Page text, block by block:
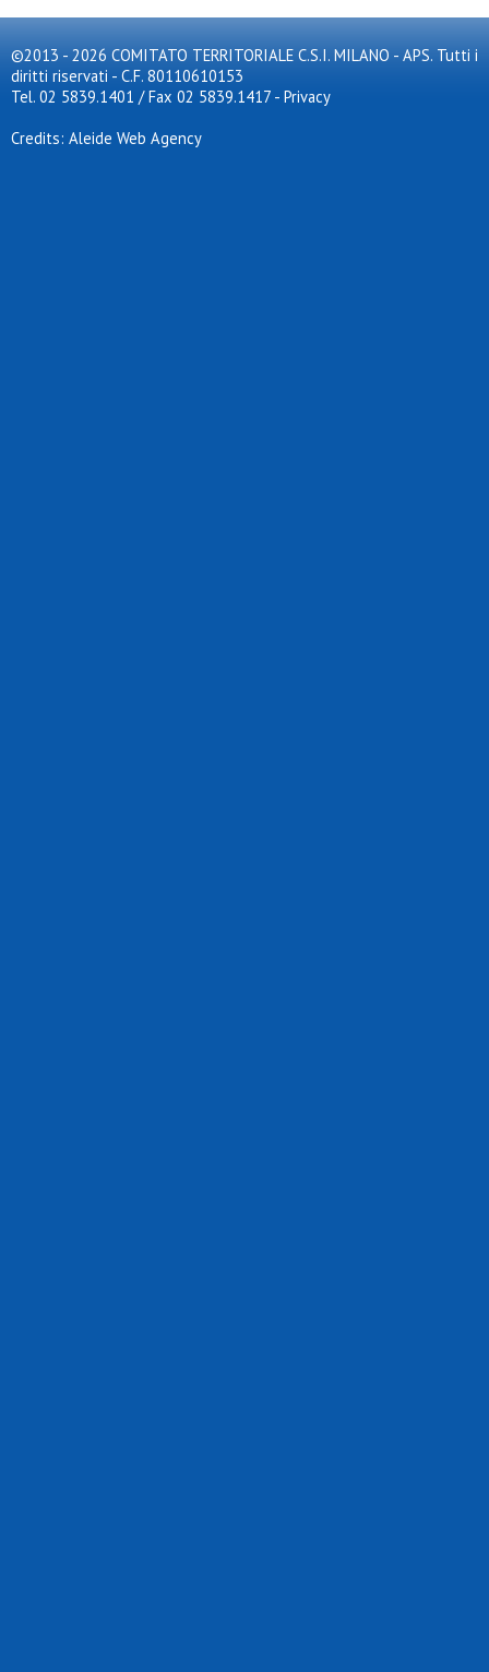
©2013 - 2026 COMITATO TERRITORIALE C.S.I. MILANO - APS. Tutti i
diritti riservati - C.F. 80110610153
Tel. 02 5839.1401 / Fax 02 5839.1417 - Privacy
Credits: Aleide Web Agency